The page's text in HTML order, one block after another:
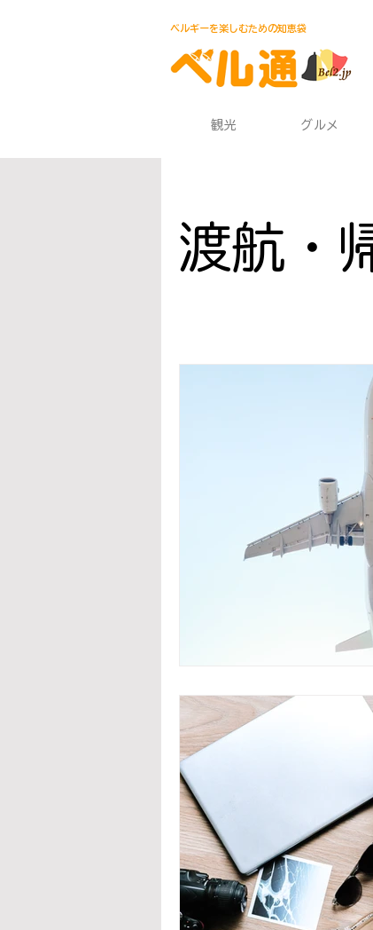
ベルギーを楽しむための知恵袋
観光 グルメ
渡航・